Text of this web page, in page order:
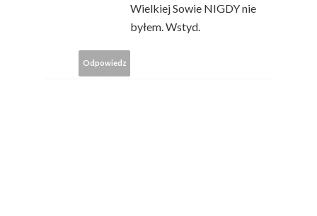
Wielkiej Sowie NIGDY nie
byłem. Wstyd.
Odpowiedz